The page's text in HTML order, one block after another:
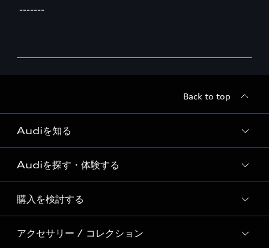
-------
Back to top
Audiを知る
Audi ブランド
Story of Progress
Audi Sport
Formula 1®
Audiを探す・体験する
ディーラー検索
新車在庫検索
購入を検討する
モデル一覧
アクセサリー / コレクション